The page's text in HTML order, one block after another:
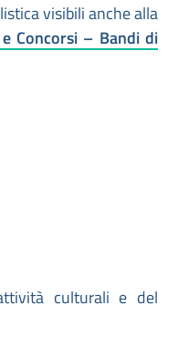
visibili anche alla
Concorsi – Bandi di
culturali e del